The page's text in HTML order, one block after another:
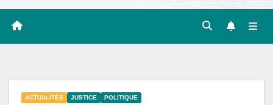
ACTUALITÉS JUSTICE POLITIQUE